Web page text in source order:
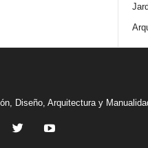
Diseño, Arquitectura y